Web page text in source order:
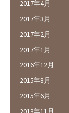
2017年4月
2017年3月
2017年2月
2017年1月
2016年12月
2015年8月
2015年6月
2013年11月